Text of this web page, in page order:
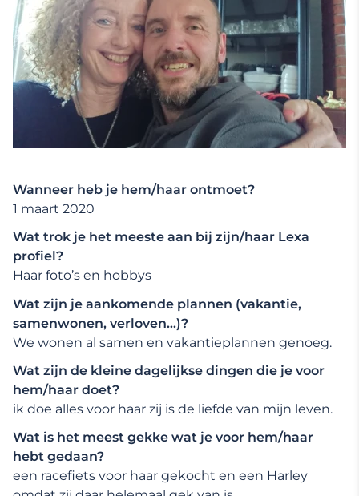
Wanneer heb je hem/haar ontmoet?
1 maart 2020
Wat trok je het meeste aan bij zijn/haar Lexa
profiel?
Haar foto’s en hobbys
Wat zijn je aankomende plannen (vakantie,
samenwonen, verloven…)?
We wonen al samen en vakantieplannen genoeg.
Wat zijn de kleine dagelijkse dingen die je voor
hem/haar doet?
ik doe alles voor haar zij is de liefde van mijn leven.
Wat is het meest gekke wat je voor hem/haar
hebt gedaan?
een racefiets voor haar gekocht en een Harley